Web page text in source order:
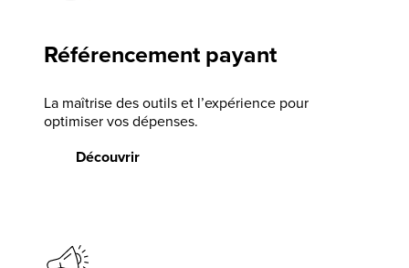
Référencement payant
La maîtrise des outils et l’expérience pour
optimiser vos dépenses.
Découvrir